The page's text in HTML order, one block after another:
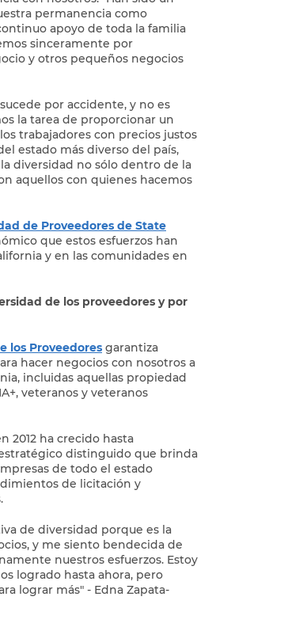
permanencia como
apoyo de toda la familia
sinceramente por
y otros pequeños negocios
por accidente, y no es
la tarea de proporcionar un
trabajadores con precios justos
estado más diverso del país,
diversidad no sólo dentro de la
aquellos con quienes hacemos
de Proveedores de State
que estos esfuerzos han
y en las comunidades en
de los proveedores y por
los Proveedores garantiza
hacer negocios con nosotros a
incluidas aquellas propiedad
veteranos y veteranos
2012 ha crecido hasta
distinguido que brinda
de todo el estado
de licitación y
de diversidad porque es la
y me siento bendecida de
nuestros esfuerzos. Estoy
logrado hasta ahora, pero
lograr más" - Edna Zapata-